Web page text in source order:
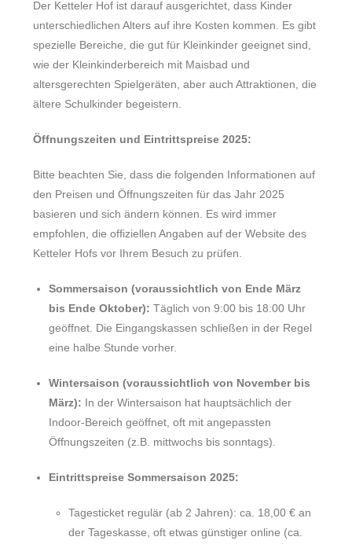
Der Ketteler Hof ist darauf ausgerichtet, dass Kinder
unterschiedlichen Alters auf ihre Kosten kommen. Es gibt
spezielle Bereiche, die gut für Kleinkinder geeignet sind,
wie der Kleinkinderbereich mit Maisbad und
altersgerechten Spielgeräten, aber auch Attraktionen, die
ältere Schulkinder begeistern.
Öffnungszeiten und Eintrittspreise 2025:
Bitte beachten Sie, dass die folgenden Informationen auf
den Preisen und Öffnungszeiten für das Jahr 2025
basieren und sich ändern können. Es wird immer
empfohlen, die offiziellen Angaben auf der Website des
Ketteler Hofs vor Ihrem Besuch zu prüfen.
Sommersaison (voraussichtlich von Ende März
bis Ende Oktober): Täglich von 9:00 bis 18:00 Uhr
geöffnet. Die Eingangskassen schließen in der Regel
eine halbe Stunde vorher.
Wintersaison (voraussichtlich von November bis
März): In der Wintersaison hat hauptsächlich der
Indoor-Bereich geöffnet, oft mit angepassten
Öffnungszeiten (z.B. mittwochs bis sonntags).
Eintrittspreise Sommersaison 2025:
Tagesticket regulär (ab 2 Jahren): ca. 18,00 € an
der Tageskasse, oft etwas günstiger online (ca.